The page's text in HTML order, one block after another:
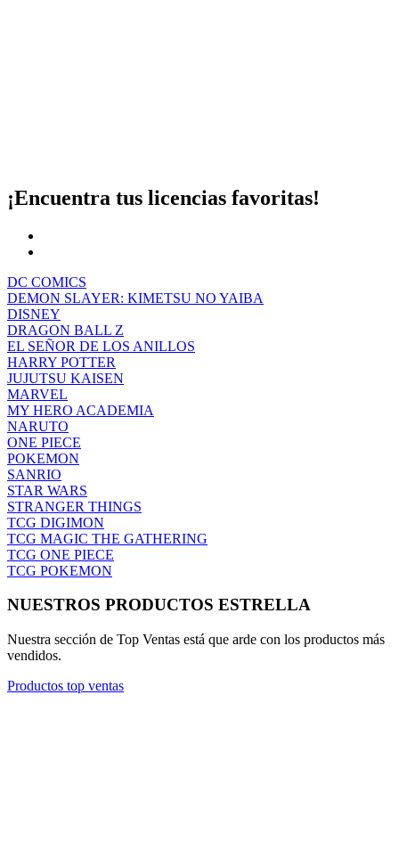
¡Encuentra tus licencias favoritas!
DC COMICS
DEMON SLAYER: KIMETSU NO YAIBA
DISNEY
DRAGON BALL Z
EL SEÑOR DE LOS ANILLOS
HARRY POTTER
JUJUTSU KAISEN
MARVEL
MY HERO ACADEMIA
NARUTO
ONE PIECE
POKEMON
SANRIO
STAR WARS
STRANGER THINGS
TCG DIGIMON
TCG MAGIC THE GATHERING
TCG ONE PIECE
TCG POKEMON
NUESTROS PRODUCTOS ESTRELLA
Nuestra sección de Top Ventas está que arde con los productos más
vendidos.
Productos top ventas